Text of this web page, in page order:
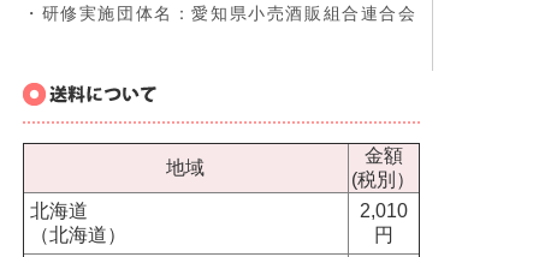
・研修実施団体名：愛知県小売酒販組合連合会
地域
金額
(税別）
北海道
（北海道）
2,010
円